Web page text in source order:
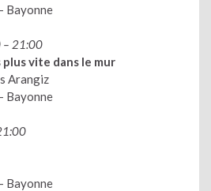
Bayonne
21:00
vite dans le mur
Arangiz
Bayonne
Bayonne